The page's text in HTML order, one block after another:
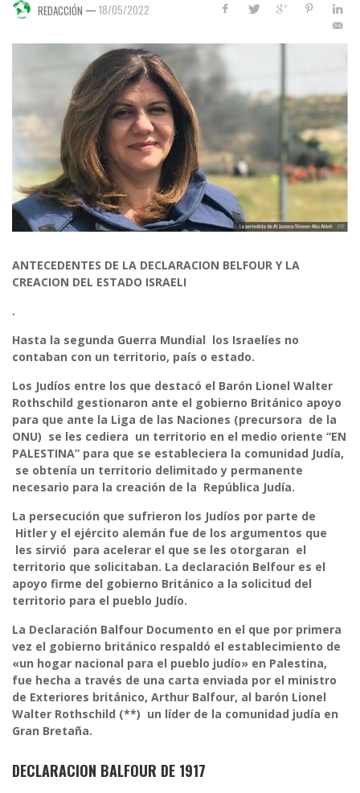
REDACCIÓN — 18/05/2022
ANTECEDENTES DE LA DECLARACION BELFOUR Y LA
CREACION DEL ESTADO ISRAELI
.
Hasta la segunda Guerra Mundial los Israelíes no
contaban con un territorio, país o estado.
Los Judíos entre los que destacó el Barón Lionel Walter
Rothschild gestionaron ante el gobierno Británico apoyo
para que ante la Liga de las Naciones (precursora de la
ONU) se les cediera un territorio en el medio oriente “EN
PALESTINA” para que se estableciera la comunidad Judía,
se obtenía un territorio delimitado y permanente
necesario para la creación de la República Judía.
La persecución que sufrieron los Judíos por parte de
Hitler y el ejército alemán fue de los argumentos que
les sirvió para acelerar el que se les otorgaran el
territorio que solicitaban. La declaración Belfour es el
apoyo firme del gobierno Británico a la solicitud del
territorio para el pueblo Judío.
La Declaración Balfour Documento en el que por primera
vez el gobierno británico respaldó el establecimiento de
«un hogar nacional para el pueblo judío» en Palestina,
fue hecha a través de una carta enviada por el ministro
de Exteriores británico, Arthur Balfour, al barón Lionel
Walter Rothschild (**) un líder de la comunidad judía en
Gran Bretaña.
DECLARACION BALFOUR DE 1917